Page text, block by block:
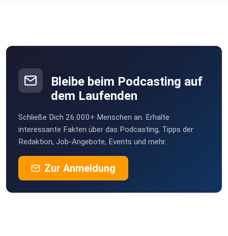
Bleibe beim Podcasting auf
dem Laufenden
Schließe Dich 26.000+ Menschen an. Erhalte
interessante Fakten über das Podcasting, Tipps der
Redaktion, Job-Angebote, Events und mehr.
Zur Anmeldung